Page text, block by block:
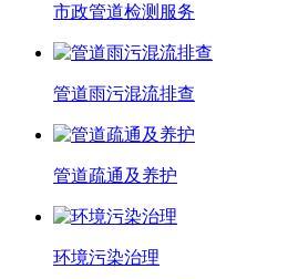
市政管道检测服务
管道雨污混流排查
管道疏通及养护
环境污染治理